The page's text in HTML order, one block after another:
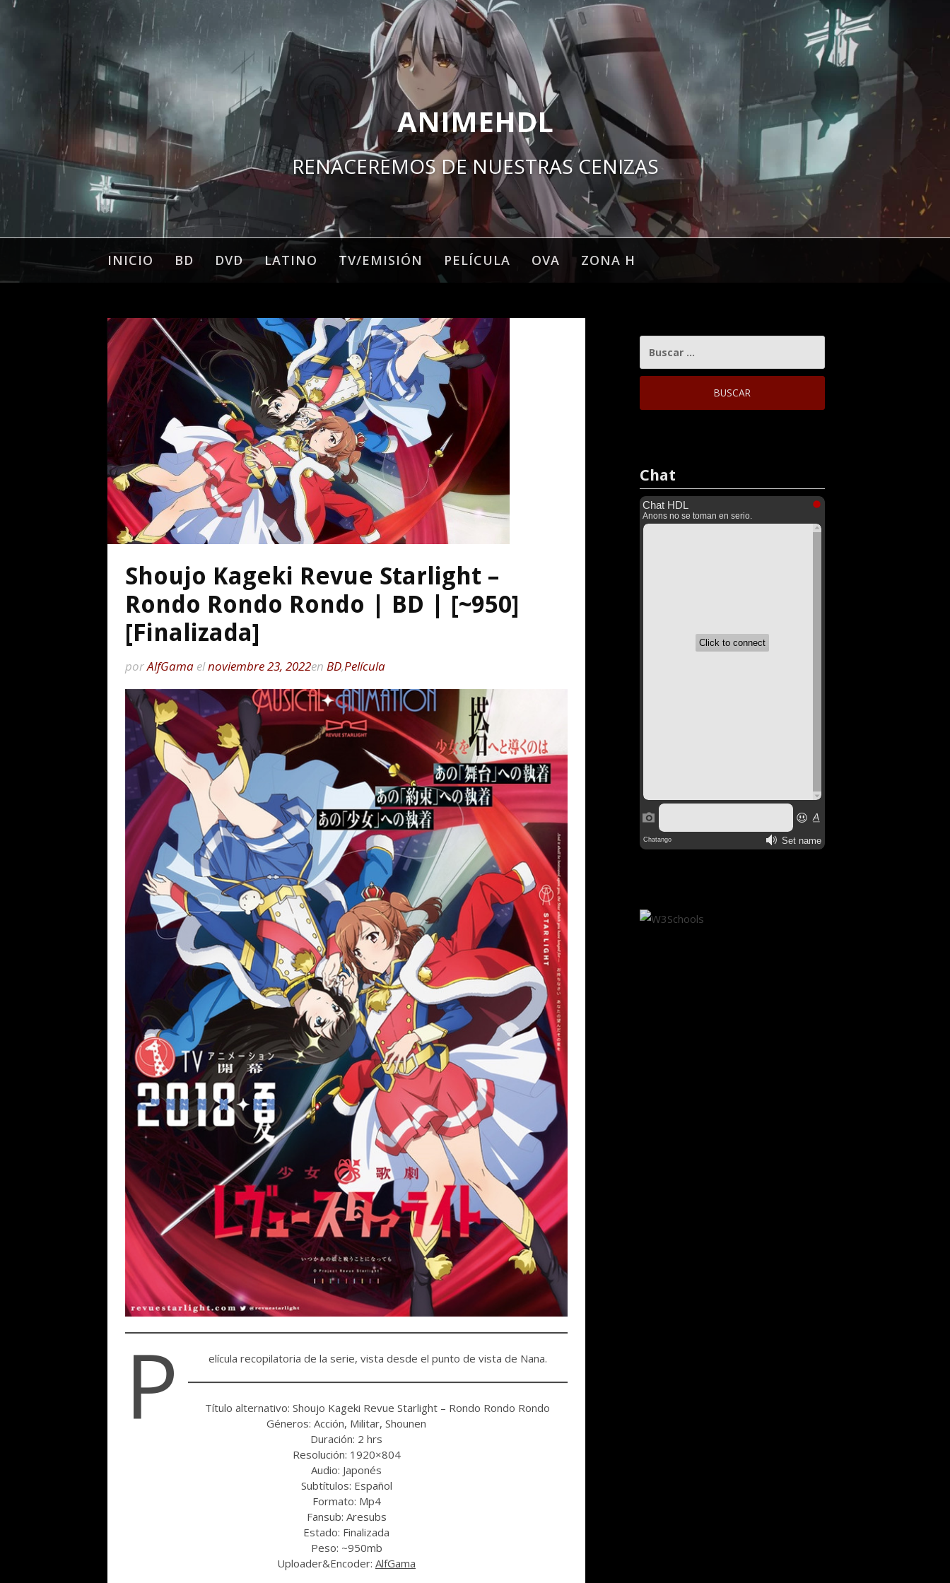
ANIMEHDL
RENACEREMOS DE NUESTRAS CENIZAS
INICIO BD DVD LATINO TV/EMISIÓN PELÍCULA OVA ZONA H
Shoujo Kageki Revue Starlight –
Rondo Rondo Rondo | BD | [~950]
[Finalizada]
porAlfGama elnoviembre 23, 2022en BD,Película
P elícula recopilatoria de la serie, vista desde el punto de vista de Nana.
Título alternativo: Shoujo Kageki Revue Starlight – Rondo Rondo Rondo
Géneros: Acción, Militar, Shounen
Duración: 2 hrs
Resolución: 1920×804
Audio: Japonés
Subtítulos: Español
Formato: Mp4
Fansub: Aresubs
Estado: Finalizada
Peso: ~950mb
Uploader&Encoder: AlfGama
Chat